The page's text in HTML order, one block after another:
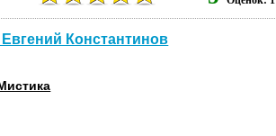
Константинов